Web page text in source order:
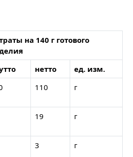
на 140 г готового
нетто
ед. изм.
110 г
19 г
3 г